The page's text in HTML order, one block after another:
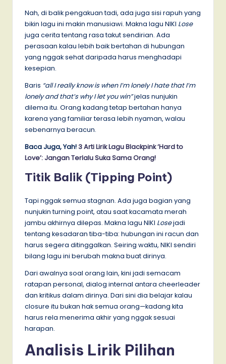
Nah, di balik pengakuan tadi, ada juga sisi rapuh yang
bikin lagu ini makin manusiawi. Makna lagu NIKI Lose
juga cerita tentang rasa takut sendirian. Ada
perasaan kalau lebih baik bertahan di hubungan
yang nggak sehat daripada harus menghadapi
kesepian.
Baris “all I really know is when I’m lonely I hate that I’m
lonely and that’s why I let you win”jelas nunjukin
dilema itu. Orang kadang tetap bertahan hanya
karena yang familiar terasa lebih nyaman, walau
sebenarnya beracun.
Baca Juga, Yah! 3 Arti Lirik Lagu Blackpink ‘Hard to
Love’: Jangan Terlalu Suka Sama Orang!
Titik Balik (Tipping Point)
Tapi nggak semua stagnan. Ada juga bagian yang
nunjukin turning point, atau saat kacamata merah
jambu akhirnya dilepas. Makna lagu NIKI Losejadi
tentang kesadaran tiba-tiba: hubungan ini racun dan
harus segera ditinggalkan. Seiring waktu, NIKI sendiri
bilang lagu ini berubah makna buat dirinya.
Dari awalnya soal orang lain, kini jadi semacam
ratapan personal, dialog internal antara cheerleader
dan kritikus dalam dirinya. Dari sini dia belajar kalau
closure itu bukan hak semua orang—kadang kita
harus rela menerima akhir yang nggak sesuai
harapan.
Analisis Lirik Pilihan